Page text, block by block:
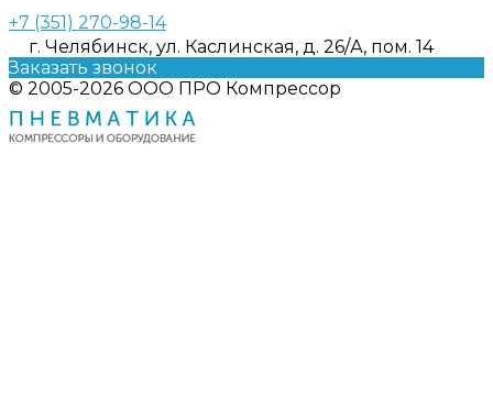
+7 (351) 270-98-14
г. Челябинск, ул. Каслинская, д. 26/А, пом. 14
Заказать звонок
© 2005-2026 ООО ПРО Компрессор